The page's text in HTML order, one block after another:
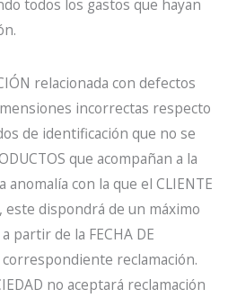
todos los gastos que hayan
relacionada con defectos
incorrectas respecto
de identificación que no se
que acompañan a la
con la que el CLIENTE
dispondrá de un máximo
partir de la FECHA DE
correspondiente reclamación.
no aceptará reclamación